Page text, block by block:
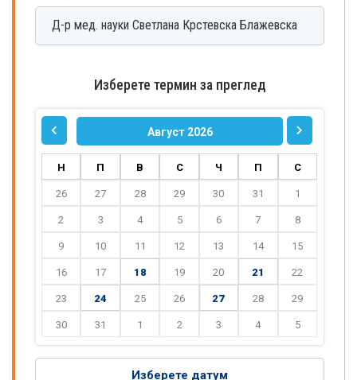
Д-р мед. науки Светлана Крстевска Блажевска
Изберете термин за преглед
Август 2026
Н П В С Ч П С
26 27 28 29 30 31 1
2 3 4 5 6 7 8
9 10 11 12 13 14 15
16 17 18 19 20 21 22
23 24 25 26 27 28 29
30 31 1 2 3 4 5
Изберете датум